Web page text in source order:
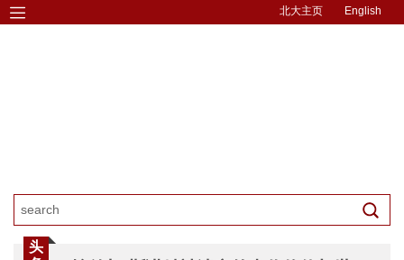
北大主页 English
头